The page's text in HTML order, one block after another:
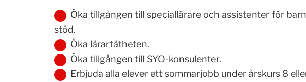
Öka tillgången till speciallärare och assistenter för
stöd.
Öka lärartätheten.
Öka tillgången till SYO-konsulenter.
Erbjuda alla elever ett sommarjobb under årskurs 8